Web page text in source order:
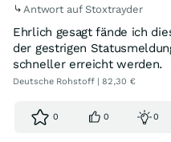
Antwort auf Stoxtrayder
Ehrlich gesagt fände ich
der gestrigen
schneller erreicht werden.
Deutsche Rohstoff | 82,30 €
0 0 0